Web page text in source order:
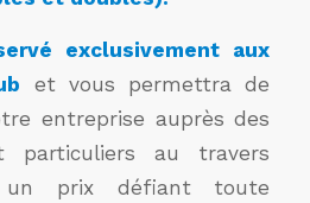
exclusivement aux
et vous permettra de
entreprise auprès des
particuliers au travers
prix défiant toute